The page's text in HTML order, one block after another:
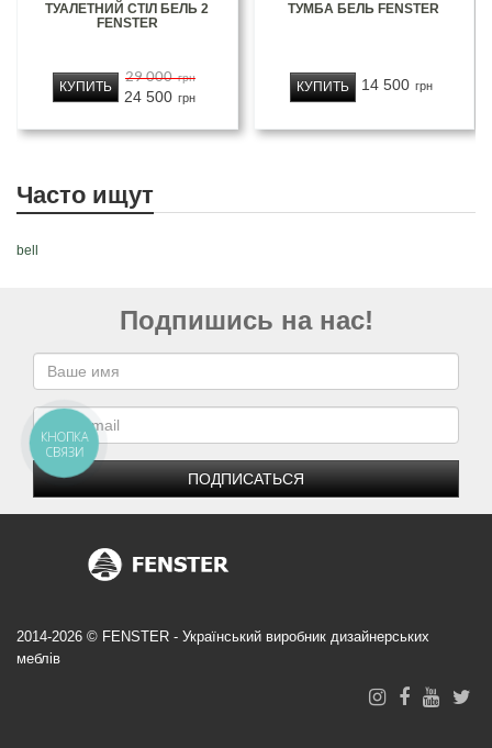
ТУАЛЕТНИЙ СТІЛ БЕЛЬ 2
FENSTER
29 000 грн
24 500 грн
КУПИТЬ
ТУМБА БЕЛЬ FENSTER
14 500 грн
КУПИТЬ
Часто ищут
bell
Подпишись на нас!
ПОДПИСАТЬСЯ
2014-2026 © FENSTER - Український виробник дизайнерських
меблів
КНОПКА
СВЯЗИ